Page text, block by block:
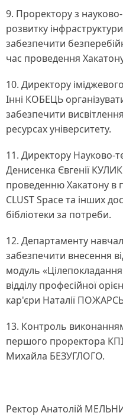
9. Проректору з
розвитку
забезпечити
час проведення
10. Директору
Інні КОБЕЦЬ
забезпечити
ресурсах університету.
11. Директору Науково-
Денисенка Євгенії КУЛИК
проведенню Хакатону в
CLUST Space та інших
бібліотеки за потреби.
12. Департаменту
забезпечити внесення
модуль
відділу професійної
кар'єри Наталії
13. Контроль
першого проректора КПІ
Михайла БЕЗУГЛОГО.
Ректор Анатолій